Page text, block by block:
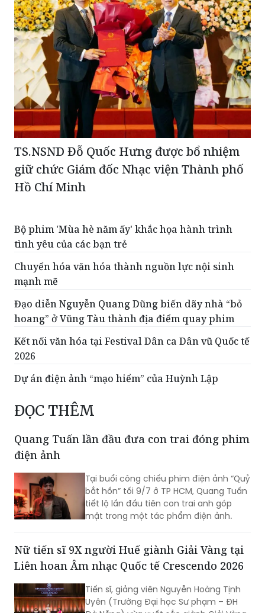
TS.NSND Đỗ Quốc Hưng được bổ nhiệm
giữ chức Giám đốc Nhạc viện Thành phố
Hồ Chí Minh
Bộ phim 'Mùa hè năm ấy' khắc họa hành trình
tình yêu của các bạn trẻ
Chuyển hóa văn hóa thành nguồn lực nội sinh
mạnh mẽ
Đạo diễn Nguyễn Quang Dũng biến dãy nhà “bỏ
hoang” ở Vũng Tàu thành địa điểm quay phim
Kết nối văn hóa tại Festival Dân ca Dân vũ Quốc tế
2026
Dự án điện ảnh “mạo hiểm” của Huỳnh Lập
ĐỌC THÊM
Quang Tuấn lần đầu đưa con trai đóng phim
điện ảnh
Tại buổi công chiếu phim điện ảnh “Quỷ
bắt hồn” tối 9/7 ở TP HCM, Quang Tuấn
tiết lộ lần đầu tiên con trai anh góp
mặt trong một tác phẩm điện ảnh.
Nữ tiến sĩ 9X người Huế giành Giải Vàng tại
Liên hoan Âm nhạc Quốc tế Crescendo 2026
Tiến sĩ, giảng viên Nguyễn Hoàng Tịnh
Uyên (Trường Đại học Sư phạm – ĐH